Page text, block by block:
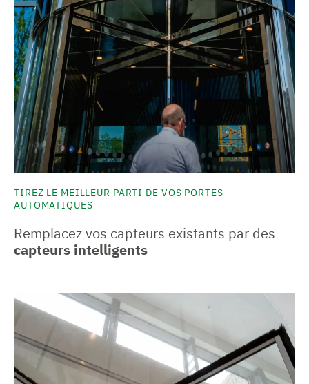
TIREZ LE MEILLEUR PARTI DE VOS PORTES
AUTOMATIQUES
Remplacez vos capteurs existants par des
capteurs intelligents